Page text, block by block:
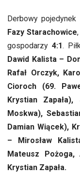
Derbowy pojedynek
Fazy Starachowice
gospodarzy 4:1.
Dawid Kalista –
Rafał Orczyk,
Cioroch (69.
Krystian
Moskwa),
Damian Wiącek),
– Mirosław
Mateusz Pożoga,
Krystian Zapała.